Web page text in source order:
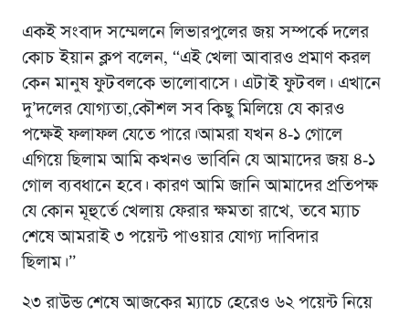
একই সংবাদ সম্মেলনে লিভারপুলের জয় সম্পর্কে দলের
কোচ ইয়ান ক্লপ বলেন, “এই খেলা আবারও প্রমাণ করল
কেন মানুষ ফুটবলকে ভালোবাসে। এটাই ফুটবল। এখানে
দু’দলের যোগ্যতা,কৌশল সব কিছু মিলিয়ে যে কারও
পক্ষেই ফলাফল যেতে পারে।আমরা যখন ৪-১ গোলে
এগিয়ে ছিলাম আমি কখনও ভাবিনি যে আমাদের জয় ৪-১
গোল ব্যবধানে হবে। কারণ আমি জানি আমাদের প্রতিপক্ষ
যে কোন মূহুর্তে খেলায় ফেরার ক্ষমতা রাখে, তবে ম্যাচ
শেষে আমরাই ৩ পয়েন্ট পাওয়ার যোগ্য দাবিদার
ছিলাম।”
২৩ রাউন্ড শেষে আজকের ম্যাচে হেরেও ৬২ পয়েন্ট নিয়ে